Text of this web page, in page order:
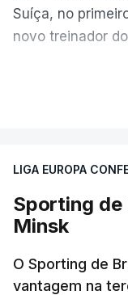
Suíça, no
novo treinador
Pela frente, as
campeão
de serem
Graz, com um
equipa relegada
encontro entre
LIGA EUROPA
Sporting de
Minsk
O Sporting de
vantagem na